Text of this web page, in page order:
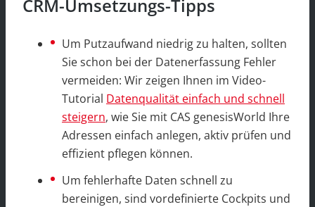
CRM-Umsetzungs-Tipps
Um Putzaufwand niedrig zu halten, sollten
Sie schon bei der Datenerfassung Fehler
vermeiden: Wir zeigen Ihnen im Video-
Tutorial Datenqualität einfach und schnell
steigern, wie Sie mit CAS genesisWorld Ihre
Adressen einfach anlegen, aktiv prüfen und
effizient pflegen können.
Um fehlerhafte Daten schnell zu
bereinigen, sind vordefinierte Cockpits und